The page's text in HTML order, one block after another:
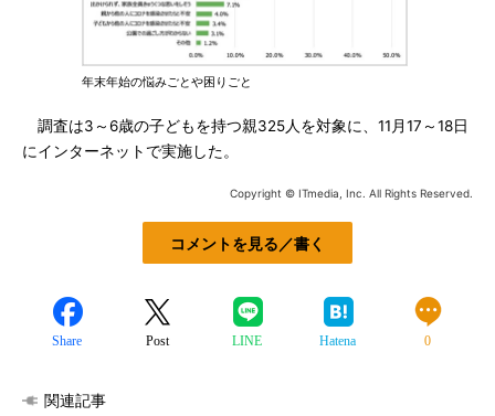
年末年始の悩みごとや困りごと
調査は3～6歳の子どもを持つ親325人を対象に、11月17～18日
にインターネットで実施した。
Copyright © ITmedia, Inc. All Rights Reserved.
コメントを見る／書く
Share Post LINE Hatena 0
関連記事